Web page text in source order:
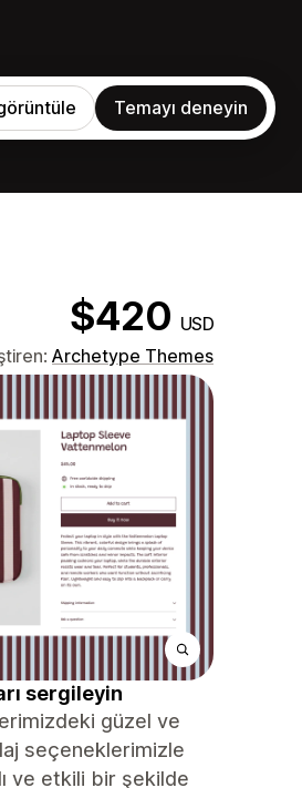
Temayı deneyin
$420 USD
Archetype Themes
sergileyin
güzel ve
seçeneklerimizle
ve etkili bir şekilde